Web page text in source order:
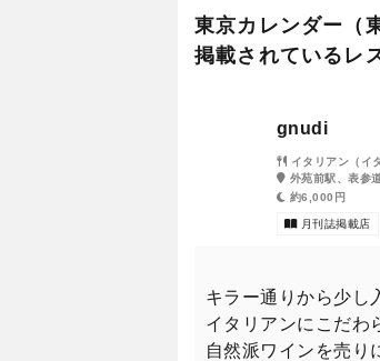
にご招待。
キャラ立ちシェフ
乃木坂46・遠
東京カレンダー（
掲載されているレ
gnudi
イタリアン（イ
外苑前駅、表参
約6,000円
月刊誌掲載店
キラー通りから少し
イタリアンにこだわ
自然派ワインを売り